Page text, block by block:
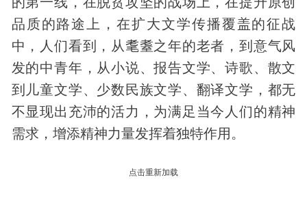
品质的路途上，在扩大文学传播覆盖的征战
中，人们看到，从耄耋之年的老者，到意气风
发的中青年，从小说、报告文学、诗歌、散文
到儿童文学、少数民族文学、翻译文学，都无
不显现出充沛的活力，为满足当今人们的精神
需求，增添精神力量发挥着独特作用。
点击重新加载